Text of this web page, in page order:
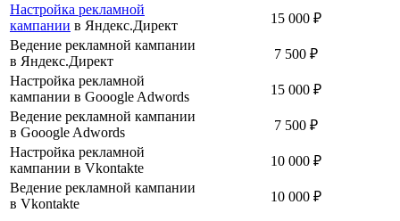
Настройка рекламной
кампании в Яндекс.Директ
15 000 ₽
Ведение рекламной кампании
в Яндекс.Директ
7 500 ₽
Настройка рекламной
кампании в Gooogle Adwords
15 000 ₽
Ведение рекламной кампании
в Gooogle Adwords
7 500 ₽
Настройка рекламной
кампании в Vkontakte
10 000 ₽
Ведение рекламной кампании
в Vkontakte
10 000 ₽